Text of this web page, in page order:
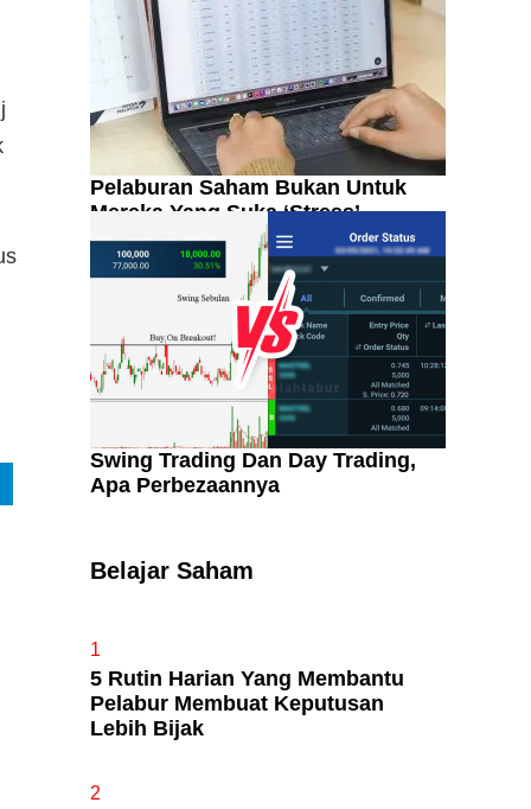
Pelaburan Saham Bukan Untuk
Mereka Yang Suka ‘Stress’
Swing Trading Dan Day Trading,
Apa Perbezaannya
Belajar Saham
1
5 Rutin Harian Yang Membantu
Pelabur Membuat Keputusan
Lebih Bijak
2
Kenali Franchisee Disebalik
Yang Selalu Sifu Saham Sebut
Tu?